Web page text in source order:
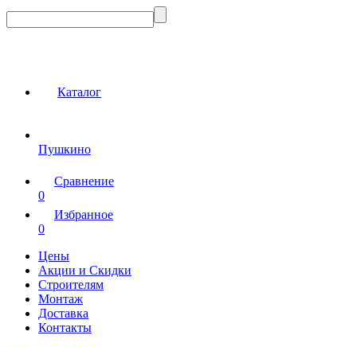
Каталог
Пушкино
Сравнение
0
Избранное
0
Цены
Акции и Скидки
Строителям
Монтаж
Доставка
Контакты